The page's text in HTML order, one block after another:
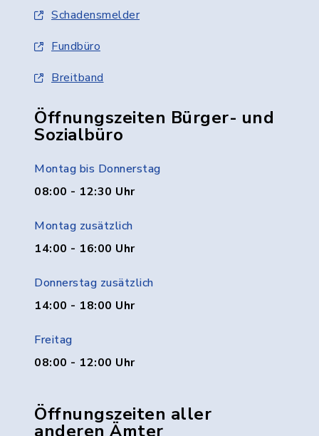
Schadensmelder
Fundbüro
Breitband
Öffnungszeiten Bürger- und
Sozialbüro
Montag bis Donnerstag
08:00 - 12:30 Uhr
Montag zusätzlich
14:00 - 16:00 Uhr
Donnerstag zusätzlich
14:00 - 18:00 Uhr
Freitag
08:00 - 12:00 Uhr
Öffnungszeiten aller
anderen Ämter